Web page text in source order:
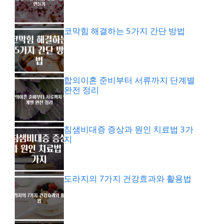
코막힘 해결하는 5가지 간단 방법
합의이혼 준비부터 서류까지 단계별
완전 정리
침샘비대증 증상과 원인 치료법 3가
지
도라지의 7가지 건강효과와 활용법